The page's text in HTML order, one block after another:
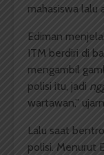
mahasiswa lalu
Ediman
ITM berdiri di
mengambil
polisi itu, jadi
wartawan,”
Lalu saat
polisi. Menurut